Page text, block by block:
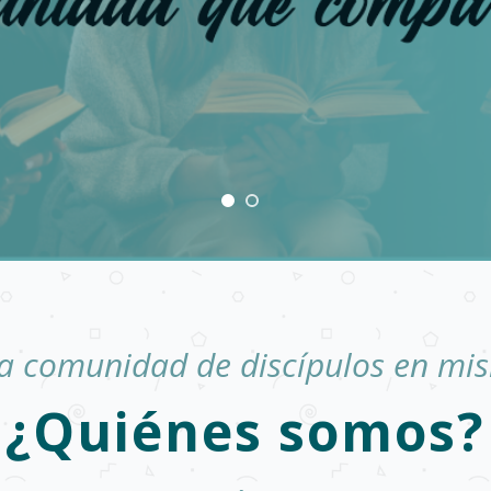
comunidad de discípulos en
¿Quiénes somos?